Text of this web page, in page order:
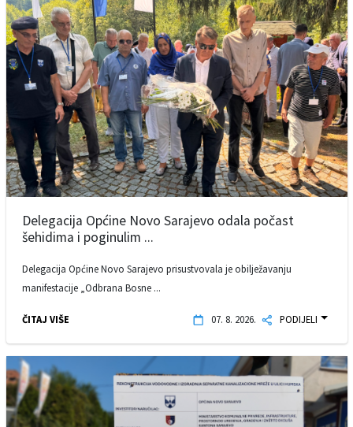
Delegacija Općine Novo Sarajevo odala počast
šehidima i poginulim ...
Delegacija Općine Novo Sarajevo prisustvovala je obilježavanju
manifestacije „Odbrana Bosne ...
ČITAJ VIŠE 07. 8. 2026. PODIJELI